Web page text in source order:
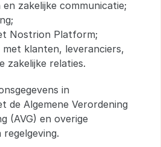
zakelijke communicatie;
Nostrion Platform;
klanten, leveranciers,
zakelijke relaties.
in
de Algemene Verordening
(AVG) en overige